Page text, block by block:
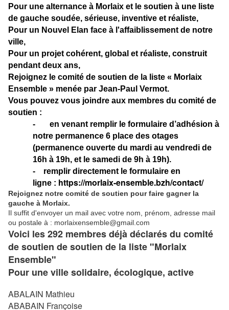
Pour une alternance à Morlaix et le soutien à une liste
de gauche soudée, sérieuse, inventive et réaliste,
Pour un Nouvel Elan face à l'affaiblissement de notre
ville,
Pour un projet cohérent, global et réaliste, construit
pendant deux ans,
Rejoignez le comité de soutien de la liste « Morlaix
Ensemble » menée par Jean-Paul Vermot.
Vous pouvez vous joindre aux membres du comité de
soutien :
- en venant remplir le formulaire d’adhésion à
notre permanence 6 place des otages
(permanence ouverte du mardi au vendredi de
16h à 19h, et le samedi de 9h à 19h).
- remplir directement le formulaire en
ligne : https://morlaix-ensemble.bzh/contact/
Rejoignez notre comité de soutien pour faire gagner la
gauche à Morlaix.
Il suffit d'envoyer un mail avec votre nom, prénom, adresse mail
ou postale à : morlaixensemble@gmail.com
Voici les 292 membres déjà déclarés du comité
de soutien de soutien de la liste "Morlaix
Ensemble"
Pour une ville solidaire, écologique, active
ABALAIN Mathieu
ABABAIN Françoise